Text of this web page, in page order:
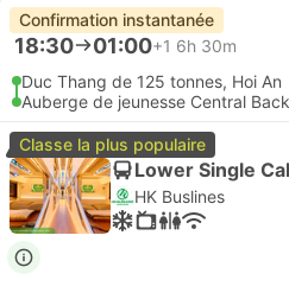
Confirmation instantanée
18:30 01:00+1 6h 30m
Duc Thang de 125 tonnes, Hoi An
Auberge de jeunesse Central
Classe la plus populaire
Lower Single
HK Buslines